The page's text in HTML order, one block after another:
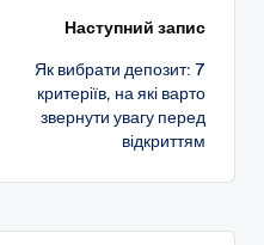
Наступний запис
Як вибрати депозит: 7
критеріїв, на які варто
звернути увагу перед
відкриттям